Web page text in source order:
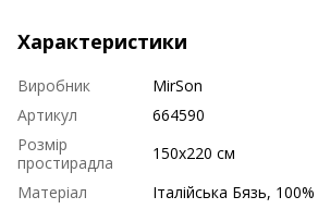
Характеристики
Виробник
MirSon
Артикул
664590
Розмір
простирадла
150х220 см
Матеріал
Італійська Бязь,